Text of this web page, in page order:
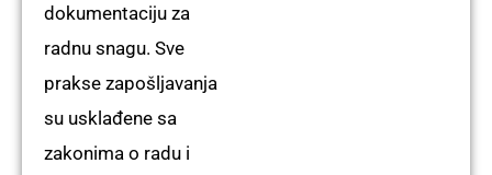
dokumentaciju za
radnu snagu. Sve
prakse zapošljavanja
su usklađene sa
zakonima o radu i